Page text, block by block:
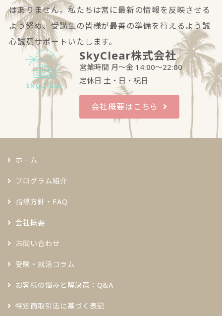
はありません。私たちは常に最新の情報を反映させる
よう努め、受講生の皆様が最善の準備を行えるよう誠
心誠意サポートいたします。
SkyClear株式会社
営業時間 月～金 14:00～22:00
定休日 土・日・祝日
会社概要はこちら
ホーム
プログラム紹介
指導方針・FAQ
会社概要
お問い合わせ
受験・就活コラム
お客様の悩みと解決策：Q&A
特定商取引法に基づく表記